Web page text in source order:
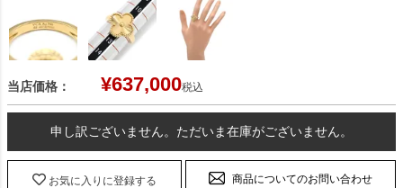
当店価格： ¥637,000税込
申し訳ございません。ただいま在庫がございません。
お気に入りに登録する 商品についてのお問い合わせ